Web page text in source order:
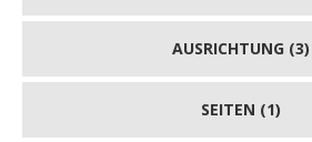
AUSRICHTUNG (3)
SEITEN (1)